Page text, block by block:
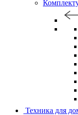
Техника для